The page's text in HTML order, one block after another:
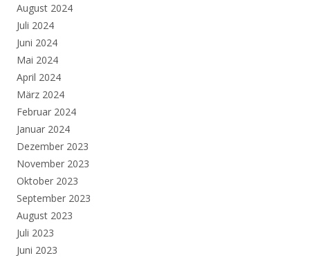
August 2024
Juli 2024
Juni 2024
Mai 2024
April 2024
März 2024
Februar 2024
Januar 2024
Dezember 2023
November 2023
Oktober 2023
September 2023
August 2023
Juli 2023
Juni 2023